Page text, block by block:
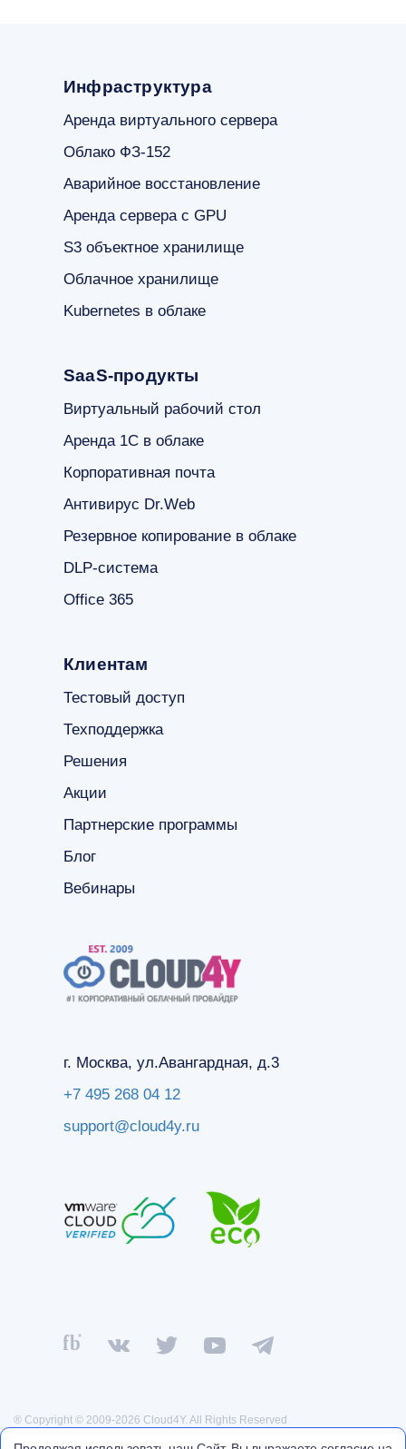
Инфраструктура
Аренда виртуального сервера
Облако ФЗ-152
Аварийное восстановление
Аренда сервера с GPU
S3 объектное хранилище
Облачное хранилище
Kubernetes в облаке
SaaS-продукты
Виртуальный рабочий стол
Аренда 1С в облаке
Корпоративная почта
Антивирус Dr.Web
Резервное копирование в облаке
DLP-система
Office 365
Клиентам
Тестовый доступ
Техподдержка
Решения
Акции
Партнерские программы
Блог
Вебинары
г. Москва, ул.Авангардная, д.3
+7 495 268 04 12
support@cloud4y.ru
® Copyright © 2009-2026 Cloud4Y. All Rights Reserved
Политика конфиденциальности